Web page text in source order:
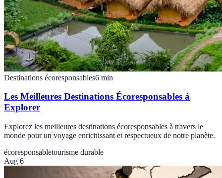
Destinations écoresponsables6 min
Les Meilleures Destinations Écoresponsables à
Explorer
Explorez les meilleures destinations écoresponsables à travers le
monde pour un voyage enrichissant et respectueux de notre planète.
écoresponsabletourisme durable
Aug 6